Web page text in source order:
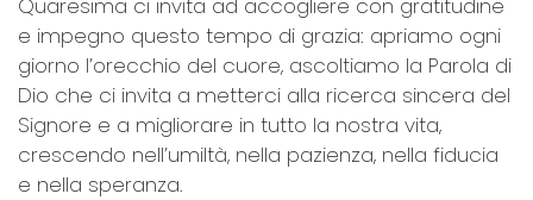
e impegno questo tempo di grazia: apriamo ogni
giorno l’orecchio del cuore, ascoltiamo la Parola di
Dio che ci invita a metterci alla ricerca sincera del
Signore e a migliorare in tutto la nostra vita,
crescendo nell’umiltà, nella pazienza, nella fiducia
e nella speranza.